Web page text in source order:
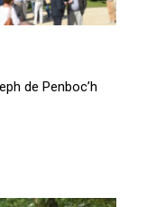
de Penboc’h